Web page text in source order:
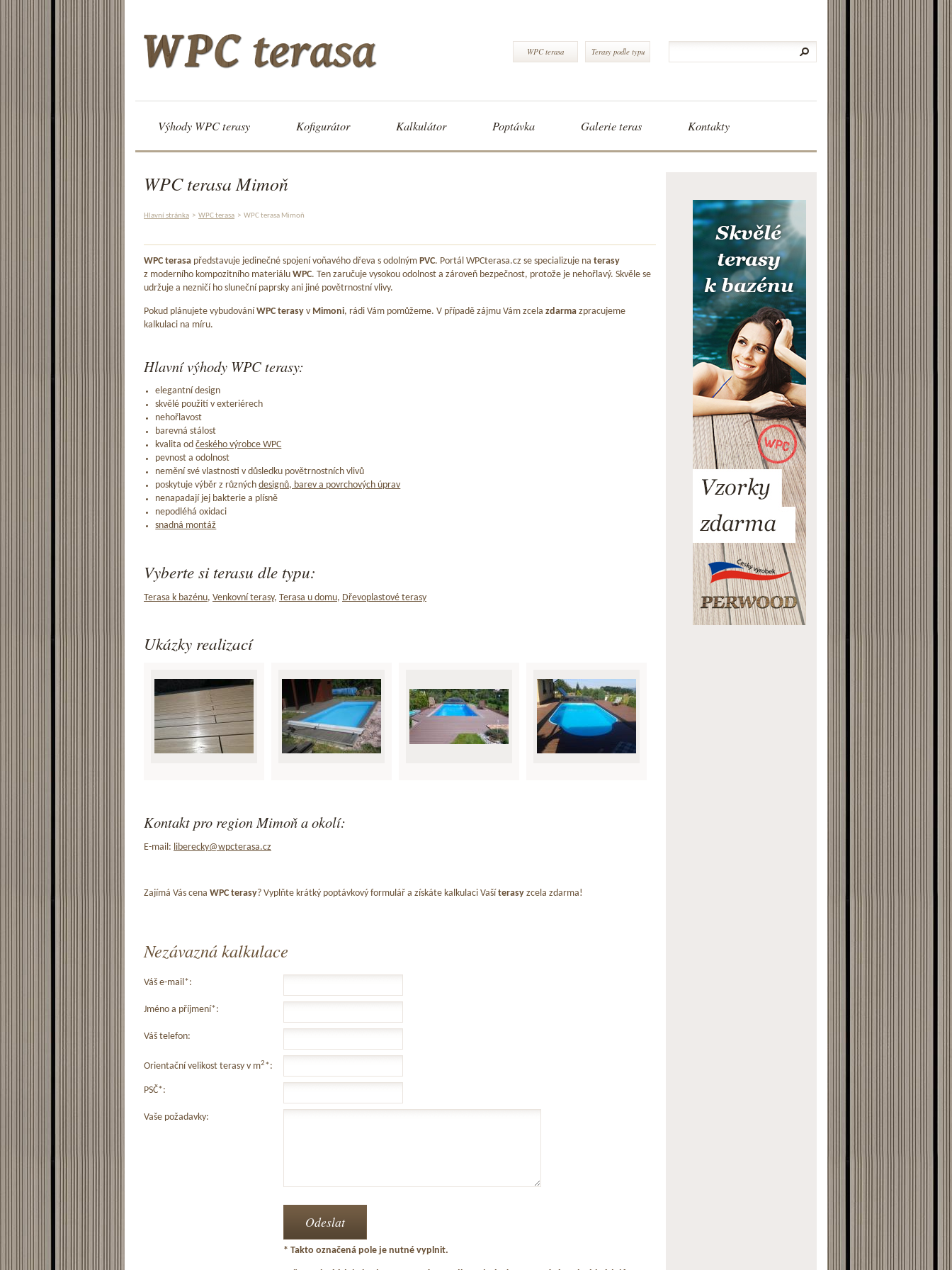
WPC terasa Terasy podle typu
Výhody WPC terasy Kofigurátor Kalkulátor Poptávka Galerie teras Kontakty
WPC terasa Mimoň
Hlavní stránka > WPC terasa > WPC terasa Mimoň
WPC terasa představuje jedinečné spojení voňavého dřeva s odolným PVC. Portál WPCterasa.cz se specializuje na terasy
z moderního kompozitního materiálu WPC. Ten zaručuje vysokou odolnost a zároveň bezpečnost, protože je nehořlavý. Skvěle se
udržuje a nezničí ho sluneční paprsky ani jiné povětrnostní vlivy.
Pokud plánujete vybudování WPC terasy v Mimoni, rádi Vám pomůžeme. V případě zájmu Vám zcela zdarma zpracujeme
kalkulaci na míru.
Hlavní výhody WPC terasy:
elegantní design
skvělé použití v exteriérech
nehořlavost
barevná stálost
kvalita odčeského výrobce WPC
pevnost a odolnost
nemění své vlastnosti v důsledku povětrnostních vlivů
poskytuje výběr z různýchdesignů, barev a povrchových úprav
nenapadají jej bakterie a plísně
nepodléhá oxidaci
snadná montáž
Vyberte si terasu dle typu:
Terasa k bazénu, Venkovní terasy, Terasa u domu, Dřevoplastové terasy
Ukázky realizací
Kontakt pro region Mimoň a okolí:
E-mail: liberecky@wpcterasa.cz
Zajímá Vás cena WPC terasy? Vyplňte krátký poptávkový formulář a získáte kalkulaci Vaší terasy zcela zdarma!
Nezávazná kalkulace
Váš e-mail*:
Jméno a příjmení*:
Váš telefon:
Orientační velikost terasy v m2*:
PSČ*:
Vaše požadavky:
* Takto označená pole je nutné vyplnit.